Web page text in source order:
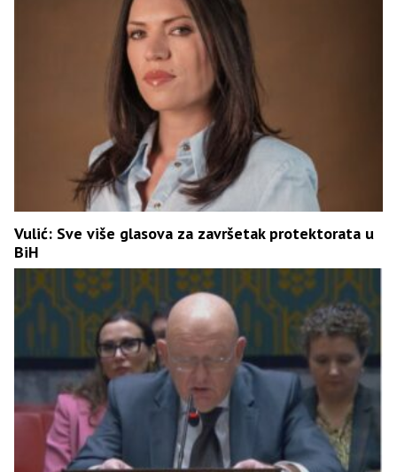
Vulić: Sve više glasova za završetak protektorata u
BiH